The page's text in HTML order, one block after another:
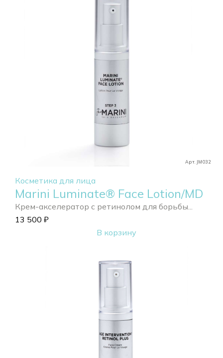
Арт. JM032
Косметика для лица
Marini Luminate® Face Lotion/MD
Крем-акселератор с ретинолом для борьбы...
13 500 ₽
В корзину